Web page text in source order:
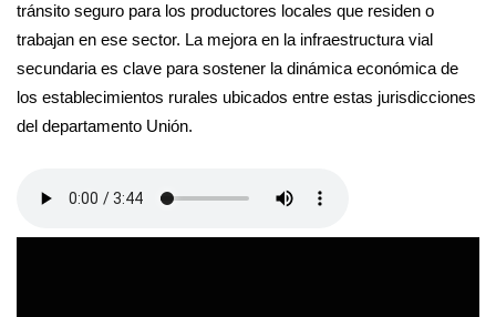
tránsito seguro para los productores locales que residen o
trabajan en ese sector. La mejora en la infraestructura vial
secundaria es clave para sostener la dinámica económica de
los establecimientos rurales ubicados entre estas jurisdicciones
del departamento Unión.